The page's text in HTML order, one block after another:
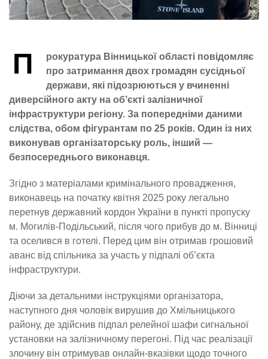
П
рокуратура Вінницької області повідомляє
про затримання двох громадян сусідньої
держави, які підозрюються у вчиненні
диверсійного акту на об’єкті залізничної
інфраструктури регіону. За попередніми даними
слідства, обом фігурантам по 25 років. Один із них
виконував організаторську роль, інший —
безпосереднього виконавця.
Згідно з матеріалами кримінального провадження,
виконавець на початку квітня 2025 року легально
перетнув державний кордон України в пункті пропуску
м. Могилів-Подільський, після чого прибув до м. Вінниці
та оселився в готелі. Перед цим він отримав грошовий
аванс від спільника за участь у підпалі об’єкта
інфраструктури.
Діючи за детальними інструкціями організатора,
наступного дня чоловік вирушив до Хмільницького
району, де здійснив підпал релейної шафи сигнальної
установки на залізничному перегоні. Під час реалізації
злочину він отримував онлайн-вказівки щодо точного